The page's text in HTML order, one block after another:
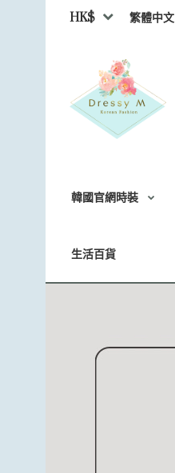
HK$ 繁體中文
韓國官網時裝
生活百貨